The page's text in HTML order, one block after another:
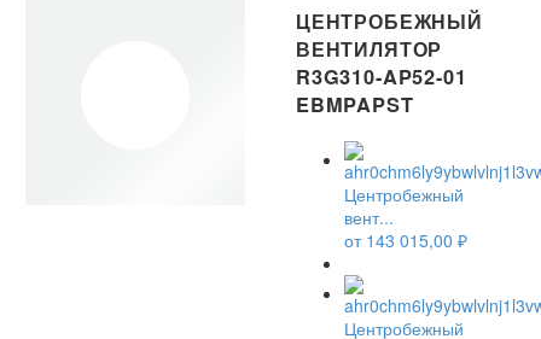
ЦЕНТРОБЕЖНЫЙ
ВЕНТИЛЯТОР
R3G310-AP52-01
EBMPAPST
Центробежный
вент...
от 143 015,00 ₽
Центробежный